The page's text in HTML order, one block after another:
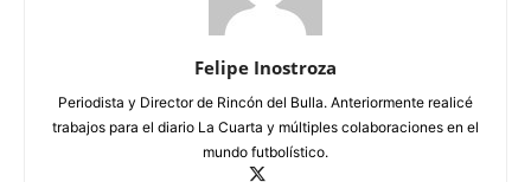
Felipe Inostroza
Periodista y Director de Rincón del Bulla. Anteriormente realicé
trabajos para el diario La Cuarta y múltiples colaboraciones en el
mundo futbolístico.